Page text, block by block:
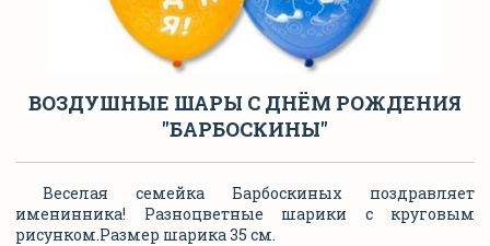
ВОЗДУШНЫЕ ШАРЫ С ДНЁМ РОЖДЕНИЯ
"БАРБОСКИНЫ"
Веселая семейка Барбоскиных поздравляет
именинника! Разноцветные шарики с круговым
рисунком.Размер шарика 35 см.